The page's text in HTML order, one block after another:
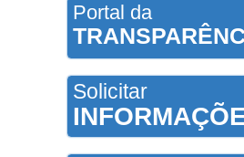
Portal da
Solicitar